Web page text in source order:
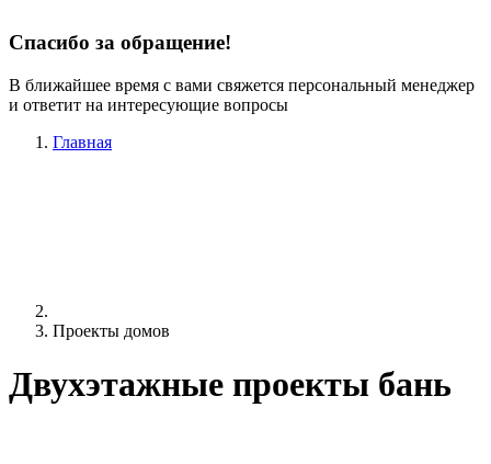
Спасибо за обращение!
В ближайшее время с вами свяжется персональный менеджер
и ответит на интересующие вопросы
Главная
Проекты домов
Двухэтажные проекты бань